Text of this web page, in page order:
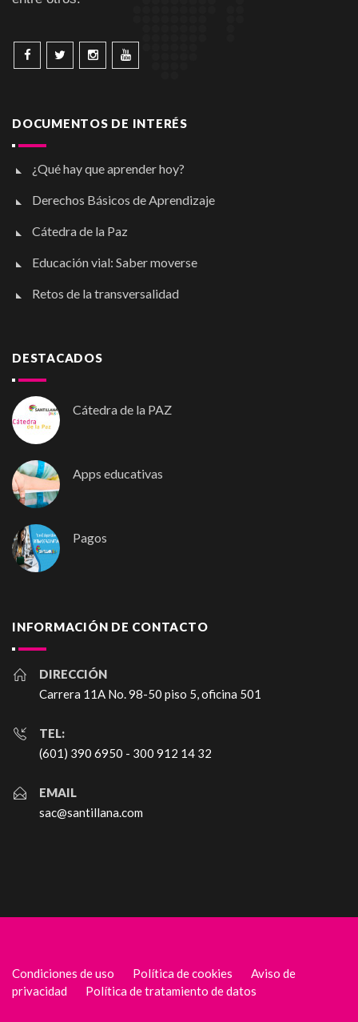
DOCUMENTOS DE INTERÉS
¿Qué hay que aprender hoy?
Derechos Básicos de Aprendizaje
Cátedra de la Paz
Educación vial: Saber moverse
Retos de la transversalidad
DESTACADOS
Cátedra de la PAZ
Apps educativas
Pagos
INFORMACIÓN DE CONTACTO
DIRECCIÓN
Carrera 11A No. 98-50 piso 5, oficina 501
TEL:
(601) 390 6950 - 300 912 14 32
EMAIL
sac@santillana.com
Condiciones de uso Política de cookies
Aviso de
privacidad
Política de tratamiento de datos